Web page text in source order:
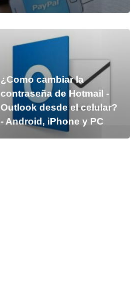
¿Como cambiar la
contraseña de Hotmail -
Outlook desde el celular?
- Android, iPhone y PC